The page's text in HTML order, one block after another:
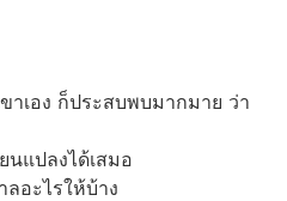
าเอง ก็ประสบพบมากมาย ว่า
แปลงได้เสมอ
อะไรให้บ้าง